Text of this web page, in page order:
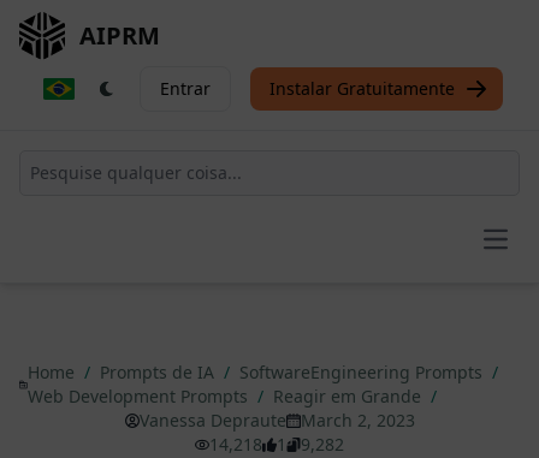
AIPRM
Entrar Instalar Gratuitamente
Home / Prompts de IA / SoftwareEngineering Prompts /
Web Development Prompts / Reagir em Grande /
Vanessa Depraute
March 2, 2023
14,218
1 9,282